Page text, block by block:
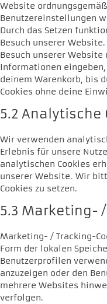
Website
Benutzereinstellungen
Durch das Setzen
Besuch unserer
Besuch unserer
Informationen
deinem Warenkorb, bis
Cookies ohne deine
5.2 Analytische
Wir verwenden
Erlebnis für unsere
analytischen Cookies
unserer Website. Wir
Cookies zu setzen.
5.3 Marketing-
Marketing- / Tracking-
Form der lokalen
Benutzerprofilen
anzuzeigen oder den
mehrere Websites
verfolgen.